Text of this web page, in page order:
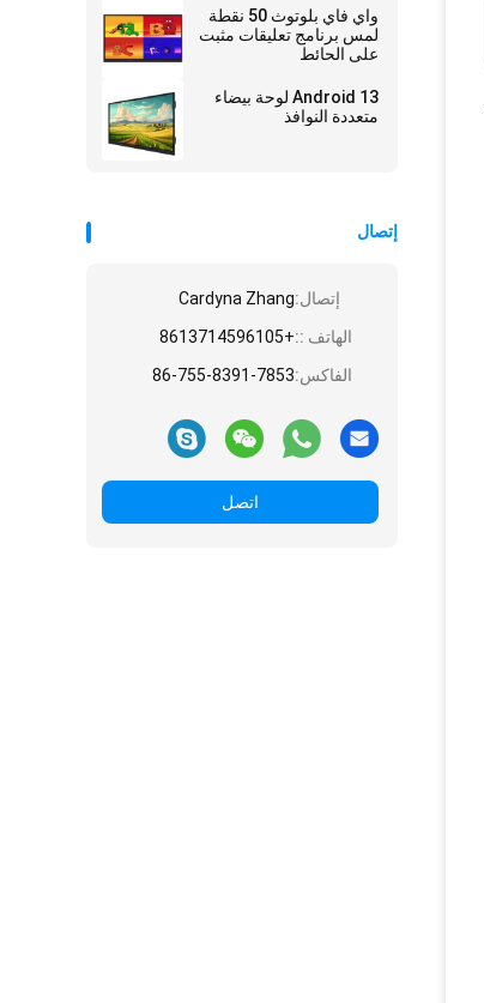
واي فاي بلوتوث 50 نقطة
لمس برنامج تعليقات مثبت
على الحائط
Android 13 لوحة بيضاء
متعددة النوافذ
إتصال
إتصال:Cardyna Zhang
الهاتف ::+8613714596105
الفاكس:86-755-8391-7853
اتصل